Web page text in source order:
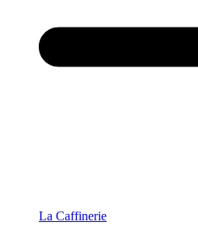
La Caffinerie